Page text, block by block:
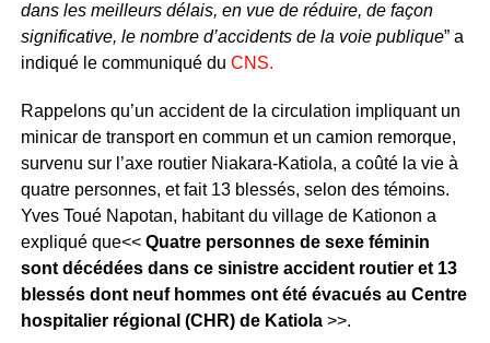
dans les meilleurs délais, en vue de réduire, de façon
significative, le nombre d’accidents de la voie publique” a
indiqué le communiqué du CNS.
Rappelons qu’un accident de la circulation impliquant un
minicar de transport en commun et un camion remorque,
survenu sur l’axe routier Niakara-Katiola, a coûté la vie à
quatre personnes, et fait 13 blessés, selon des témoins.
Yves Toué Napotan, habitant du village de Kationon a
expliqué que<< Quatre personnes de sexe féminin
sont décédées dans ce sinistre accident routier et 13
blessés dont neuf hommes ont été évacués au Centre
hospitalier régional (CHR) de Katiola>>.